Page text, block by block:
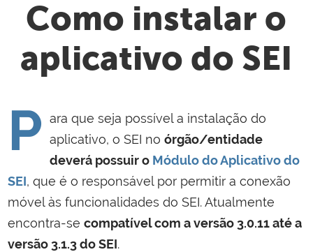
Como instalar o
aplicativo do SEI
P ara que seja possível a instalação do
aplicativo, o SEI no órgão/entidade
deverá possuir o Módulo do Aplicativo do
SEI, que é o responsável por permitir a conexão
móvel às funcionalidades do SEI. Atualmente
encontra-se compatível com a versão 3.0.11 até a
versão 3.1.3 do SEI.